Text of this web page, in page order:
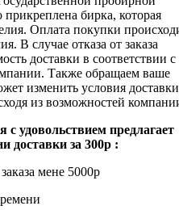
бирка, которая
Оплата покупки
В случае отказа от заказа
доставки в соответствии с
Также обращаем ваше
изменить условия доставки
из возможностей
удовольствием предлагает
доставки за 300р :
мене 5000р